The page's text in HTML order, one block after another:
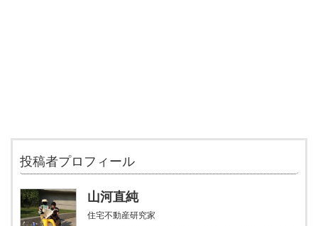
投稿者プロフィール
山河直純
住宅不動産研究家